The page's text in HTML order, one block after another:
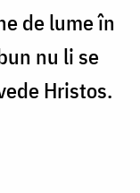
de lume în
nu li se
Hristos.